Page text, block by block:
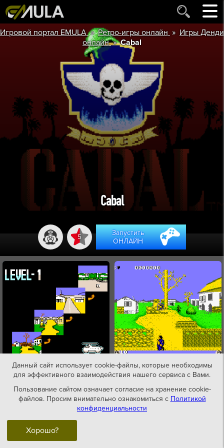
Игровой портал EMULA »Ретро-игры онлайн » Игры Денди
онлайн »Cabal
Cabal
5
Запустить
ОНЛАЙН
Данный сайт использует cookie-файлы, которые необходимы
для эффективного взаимодействия нашего сервиса с Вами.
Пользование сайтом означает согласие на хранение cookie-
файлов. Просим внимательно ознакомиться с Политикой
конфиденциальности
Хорошо?